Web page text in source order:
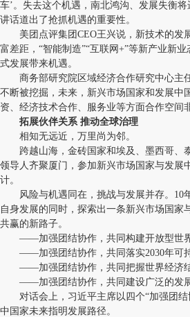
车’。失去这个机遇，南北鸿沟、发展失衡
讲话道出了抢抓机遇的重要性。
美团点评集团CEO王兴说，新技术的发
富差距，“智能制造”“互联网+”等新产业新
式发展带来机遇。
商务部研究院区域经济合作研究中心主
不断被挖掘，未来，新兴市场国家和发展中
资、经济技术合作、服务业等方面合作空间
拓展伙伴关系 推动全球治理
相知无远近，万里尚为邻。
跨越山海，金砖国家和埃及、墨西哥、
领导人齐聚厦门，参加新兴市场国家与发展
计。
风险与机遇同在，挑战与发展并存。10
自身发展的同时，探索出一条新兴市场国家
共赢的新路子。
——加强团结协作，共同构建开放型世界
——加强团结协作，共同落实2030年可持
——加强团结协作，共同把握世界经济结
——加强团结协作，共同建设广泛的发展
对话会上，习近平主席以四个“加强团结
中国家未来指明发展路径。